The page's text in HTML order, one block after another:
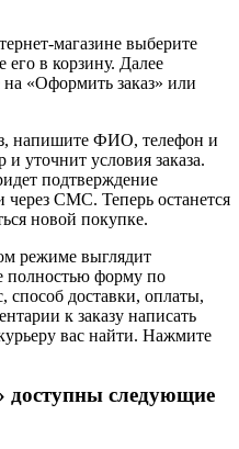
магазине выберите
его в корзину. Далее
«Оформить заказ» или
напишите ФИО, телефон и
уточнит условия заказа.
подтверждение
через СМС. Теперь останется
новой покупке.
режиме выглядит
полностью форму по
способ доставки, оплаты,
к заказу написать
вас найти. Нажмите
следующие